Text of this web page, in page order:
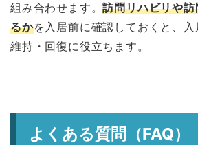
組み合わせます。訪問リハビリや
るかを入居前に確認しておくと、
維持・回復に役立ちます。
よくある質問（FAQ）